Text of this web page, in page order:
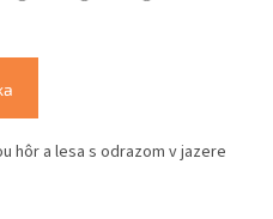
hôr a lesa s odrazom v jazere